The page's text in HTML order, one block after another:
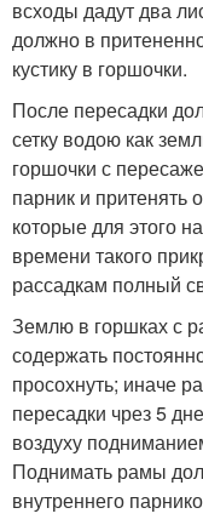
всходы дадут два
должно в
кустику в горшочки.
После пересадки
сетку водою как
горшочки с
парник и притенять
которые для этого
времени такого
рассадкам полный
Землю в горшках с
содержать
просохнуть; иначе
пересадки чрез 5
воздуху
Поднимать рамы
внутреннего